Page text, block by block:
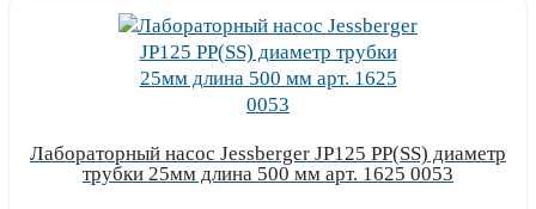
Лабораторный насос Jessberger JP125 PP(SS) диаметр
трубки 25мм длина 500 мм арт. 1625 0053